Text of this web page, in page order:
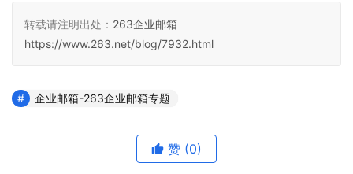
转载请注明出处： 263企业邮箱
https://www.263.net/blog/7932.html
企业邮箱-263企业邮箱专题
赞 (0)